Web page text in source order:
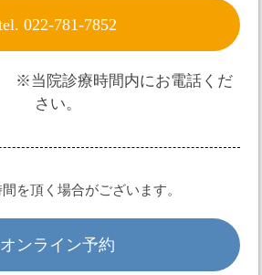
022-781-7852
※当院診療時間内にお電話くだ
さい。
を頂く場合がございます。
オンライン予約